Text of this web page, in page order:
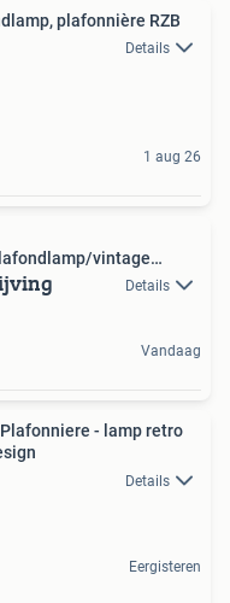
plafonnière RZB
Details
1 aug 26
vintage
Details
Vandaag
- lamp retro
Details
Eergisteren